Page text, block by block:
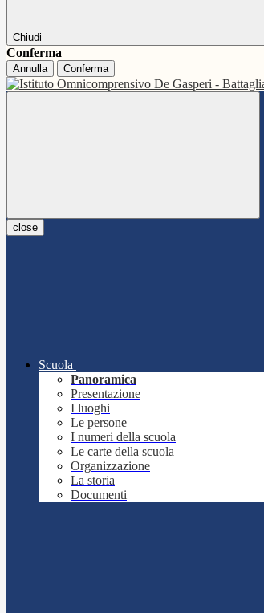
Chiudi
Conferma
Annulla Conferma
close
Scuola
Panoramica
Presentazione
I luoghi
Le persone
I numeri della scuola
Le carte della scuola
Organizzazione
La storia
Documenti